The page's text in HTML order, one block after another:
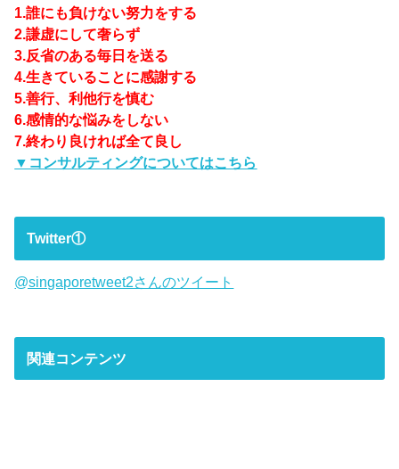
1.誰にも負けない努力をする
2.謙虚にして奢らず
3.反省のある毎日を送る
4.生きていることに感謝する
5.善行、利他行を慎む
6.感情的な悩みをしない
7.終わり良ければ全て良し
▼コンサルティングについてはこちら
Twitter①
@singaporetweet2さんのツイート
関連コンテンツ